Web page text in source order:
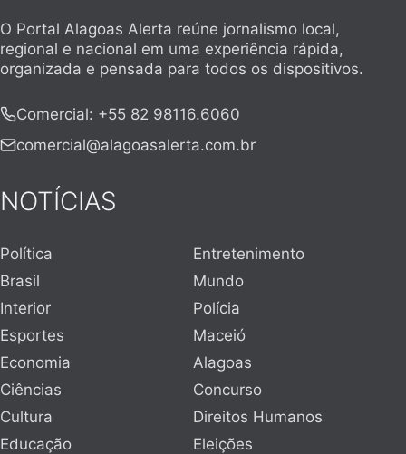
O Portal Alagoas Alerta reúne jornalismo local,
regional e nacional em uma experiência rápida,
organizada e pensada para todos os dispositivos.
Comercial: +55 82 98116.6060
comercial@alagoasalerta.com.br
NOTÍCIAS
Política
Entretenimento
Brasil
Mundo
Interior
Polícia
Esportes
Maceió
Economia
Alagoas
Ciências
Concurso
Cultura
Direitos Humanos
Educação
Eleições